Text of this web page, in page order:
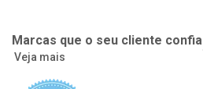
Marcas que o seu cliente confia
Veja mais